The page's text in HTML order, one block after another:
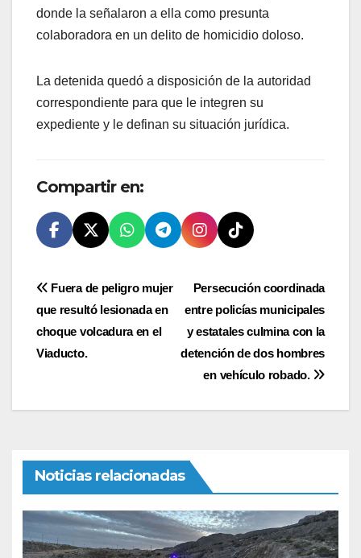
donde la señalaron a ella como presunta
colaboradora en un delito de homicidio doloso.
La detenida quedó a disposición de la autoridad
correspondiente para que le integren su
expediente y le definan su situación jurídica.
Compartir en:
Navegación
de
entradas
Persecución coordinada
entre policías municipales
y estatales culmina con la
detención de dos hombres
en vehículo robado.
Fuera de peligro mujer
que resultó lesionada en
choque volcadura en el
Viaducto.
Noticias relacionadas